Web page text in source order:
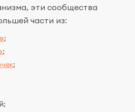
эти сообщества
части из:
;
;
;